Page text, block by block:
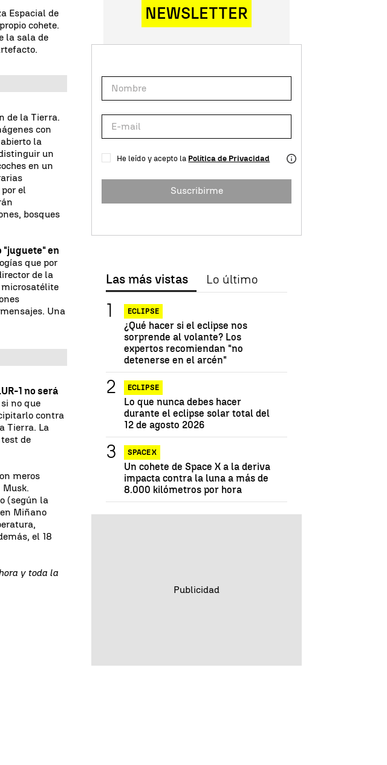
Espacial de
cohete.
la sala de
de la Tierra.
con
la
un
en un
el
bosques
"juguete" en
que por
de la
microsatélite
Una
1 no será
si no que
contra
Tierra. La
de
meros
Musk.
(según la
Miñano
el 18
y toda la
NEWSLETTER
He leído y acepto la Política de Privacidad
Suscribirme
Las más vistas Lo último
ECLIPSE
¿Qué hacer si el eclipse nos
sorprende al volante? Los
expertos recomiendan "no
detenerse en el arcén"
ECLIPSE
Lo que nunca debes hacer
durante el eclipse solar total del
12 de agosto 2026
SPACE X
Un cohete de Space X a la deriva
impacta contra la luna a más de
8.000 kilómetros por hora